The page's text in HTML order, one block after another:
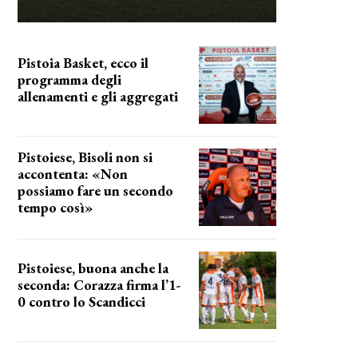
Pistoia Basket, ecco il
programma degli
allenamenti e gli aggregati
Pistoiese, Bisoli non si
accontenta: «Non
possiamo fare un secondo
tempo così»
Pistoiese, buona anche la
seconda: Corazza firma l’1-
0 contro lo Scandicci